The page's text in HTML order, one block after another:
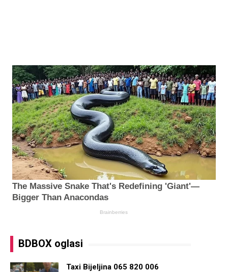
BDBOX oglasi
Taxi Bijeljina 065 820 006